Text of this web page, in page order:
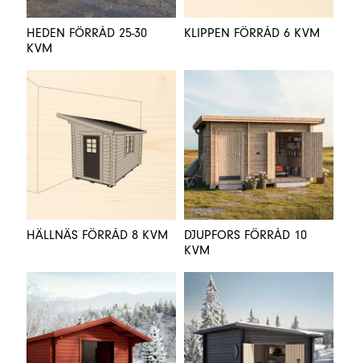
HEDEN FÖRRÅD 25-30
KVM
KLIPPEN FÖRRÅD 6 KVM
HÄLLNÄS FÖRRÅD 8 KVM
DJUPFORS FÖRRÅD 10
KVM